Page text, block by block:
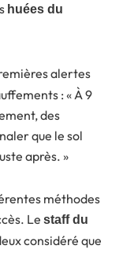
huées du
alertes
: « À 9
des
que le sol
après. »
méthodes
Le staff du
considéré que